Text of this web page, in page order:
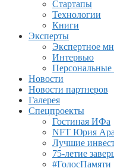
Стартапы
Технологии
Книги
Эксперты
Экспертное
Интервью
Новости
Новости партнеров
Галерея
Спецпроекты
Гостиная ИФа
NFT Юрия
Лучшие
75-летие
#ГолосПамяти